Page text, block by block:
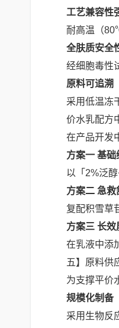
工艺兼容性
耐高温（
全肤质安全
经细胞毒性
原料可追溯
采用低温冻
价水乳配方
在产品开发
方案一 基础
以「2%泛
方案二 急救
复配积雪草
方案三 长效
在乳液中添
五】原料供
为支撑平价
规模化制备
采用生物反